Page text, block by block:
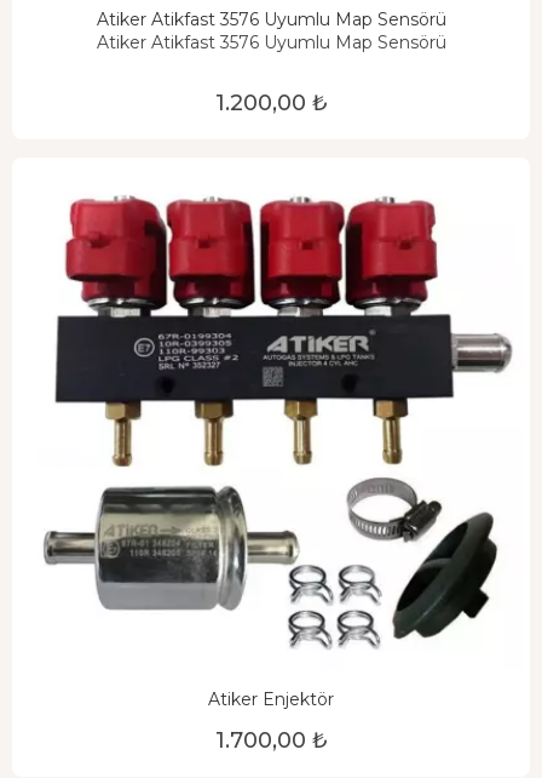
Atiker Atikfast 3576 Uyumlu Map Sensörü
Atiker Atikfast 3576 Uyumlu Map Sensörü
1.200,00 ₺
Atiker Enjektör
1.700,00 ₺